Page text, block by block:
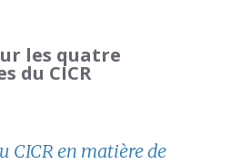
les quatre
du CICR
CICR en matière de